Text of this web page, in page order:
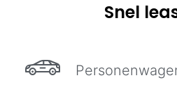
Snel